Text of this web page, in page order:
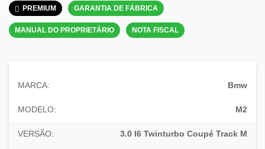
PREMIUM GARANTIA DE FÁBRICA
MANUAL DO PROPRIETÁRIO NOTA FISCAL
MARCA: Bmw
MODELO: M2
VERSÃO: 3.0 I6 Twinturbo Coupé Track M